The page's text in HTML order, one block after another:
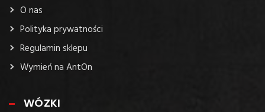
O nas
Polityka prywatności
Regulamin sklepu
Wymień na AntOn
WÓZKI